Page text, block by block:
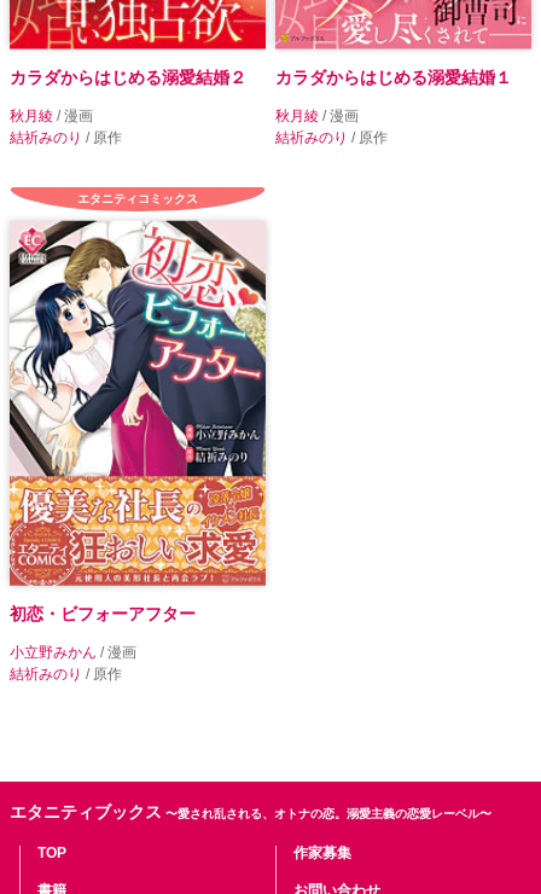
カラダからはじめる溺愛結婚２
秋月綾 / 漫画
結祈みのり / 原作
カラダからはじめる溺愛結婚１
秋月綾 / 漫画
結祈みのり / 原作
エタニティコミックス
初恋・ビフォーアフター
小立野みかん / 漫画
結祈みのり / 原作
エタニティブックス 〜愛され乱される、オトナの恋。溺愛主義の恋愛レーベル〜
TOP
書籍
作家募集
お問い合わせ